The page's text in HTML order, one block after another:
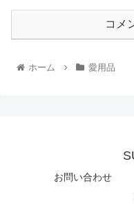
コメ
ホーム 愛用品
お問い合わせ